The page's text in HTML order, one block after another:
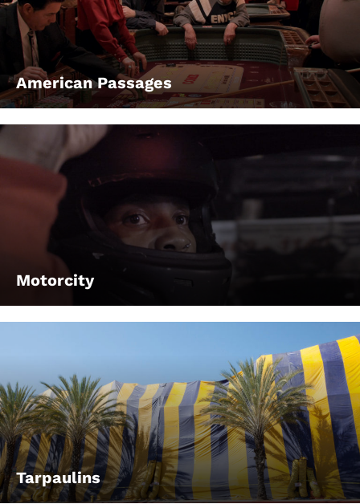
American Passages
Motorcity
Tarpaulins